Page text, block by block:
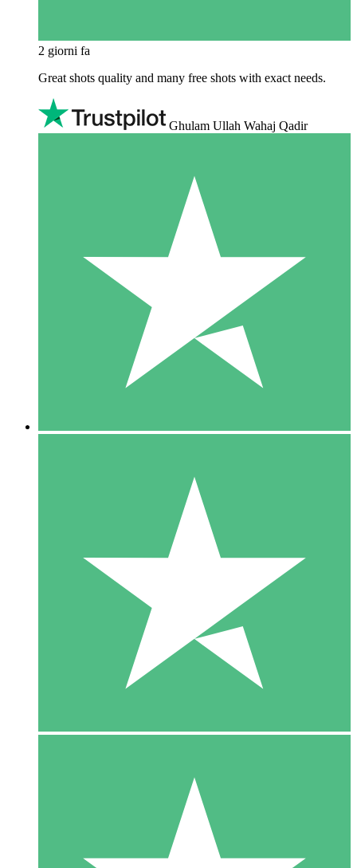
2 giorni fa
Great shots quality and many free shots with exact needs.
Ghulam Ullah Wahaj Qadir